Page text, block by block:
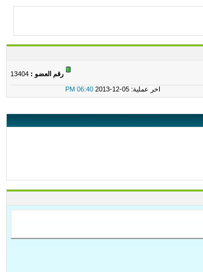
رقم العضو :
اخر عملية: 05-12-2013 06:40 PM